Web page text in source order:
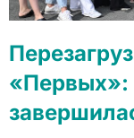
«Первых»: